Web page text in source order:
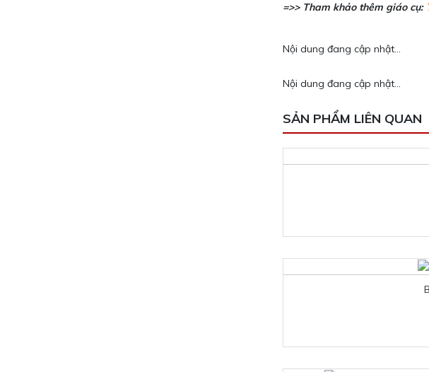
=>> Tham khảo thêm giáo cụ:
Nội dung đang cập nhật...
Nội dung đang cập nhật...
SẢN PHẨM LIÊN QUAN